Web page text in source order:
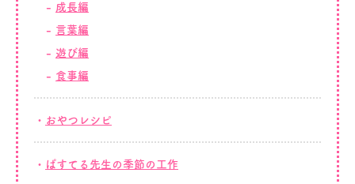
成長編
言葉編
遊び編
食事編
おやつレシピ
ぱすてる先生の季節の工作